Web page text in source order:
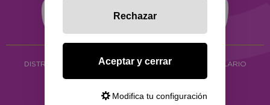
DISTRIBUCIÓN ALIMENTACIÓN ECOLÓGICA Y HERBOLARIO
Copyright © 2026 ·www.ecocash.es
Ecocash Productos Orgánicos S.C
Rechazar
Aceptar y cerrar
Modifica tu configuración